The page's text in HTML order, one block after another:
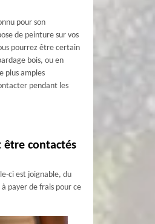
pour son
de peinture sur vos
pourrez être certain
bois, ou en
plus amples
pendant les
être contactés
ci est joignable, du
payer de frais pour ce